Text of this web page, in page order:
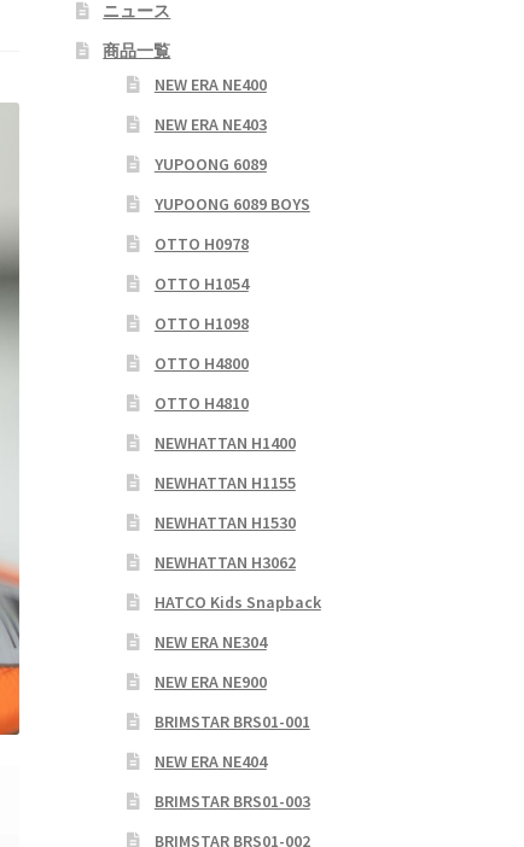
ニュース
商品一覧
NEW ERA NE400
NEW ERA NE403
YUPOONG 6089
YUPOONG 6089 BOYS
OTTO H0978
OTTO H1054
OTTO H1098
OTTO H4800
OTTO H4810
NEWHATTAN H1400
NEWHATTAN H1155
NEWHATTAN H1530
NEWHATTAN H3062
HATCO Kids Snapback
NEW ERA NE304
NEW ERA NE900
BRIMSTAR BRS01-001
NEW ERA NE404
BRIMSTAR BRS01-003
BRIMSTAR BRS01-002